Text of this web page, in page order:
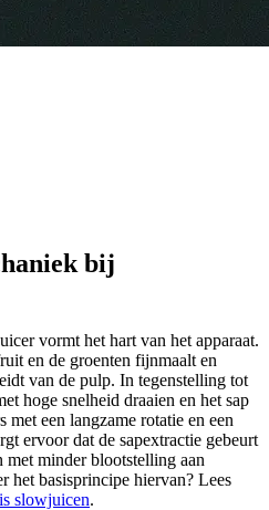
bij
vormt het hart van het apparaat.
en de groenten fijnmaalt en
van de pulp. In tegenstelling tot
hoge snelheid draaien en het sap
een langzame rotatie en een
ervoor dat de sapextractie gebeurt
minder blootstelling aan
het basisprincipe hiervan? Lees
slowjuicen.